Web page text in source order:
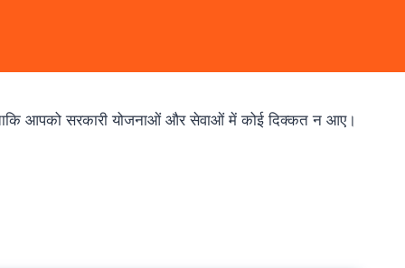
आपको सरकारी योजनाओं और सेवाओं में कोई दिक्कत न आए।